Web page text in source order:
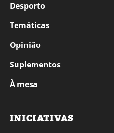
Desporto
Temáticas
Opinião
Suplementos
À mesa
INICIATIVAS